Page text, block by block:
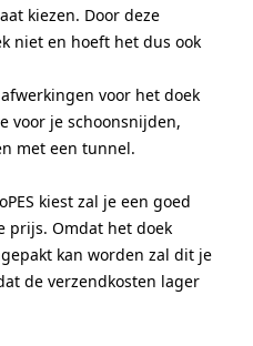
kiezen. Door deze
niet en hoeft het dus ook
voor het doek
voor je schoonsnijden,
met een tunnel.
kiest zal je een goed
prijs. Omdat het doek
kan worden zal dit je
de verzendkosten lager